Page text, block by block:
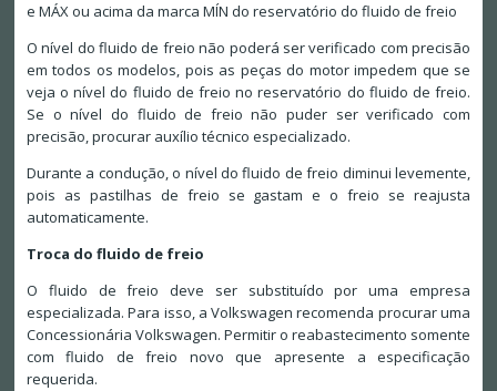
e MÁX ou acima da marca MÍN do reservatório do fluido de freio
O nível do fluido de freio não poderá ser verificado com precisão
em todos os modelos, pois as peças do motor impedem que se
veja o nível do fluido de freio no reservatório do fluido de freio.
Se o nível do fluido de freio não puder ser verificado com
precisão, procurar auxílio técnico especializado.
Durante a condução, o nível do fluido de freio diminui levemente,
pois as pastilhas de freio se gastam e o freio se reajusta
automaticamente.
Troca do fluido de freio
O fluido de freio deve ser substituído por uma empresa
especializada. Para isso, a Volkswagen recomenda procurar uma
Concessionária Volkswagen. Permitir o reabastecimento somente
com fluido de freio novo que apresente a especificação
requerida.